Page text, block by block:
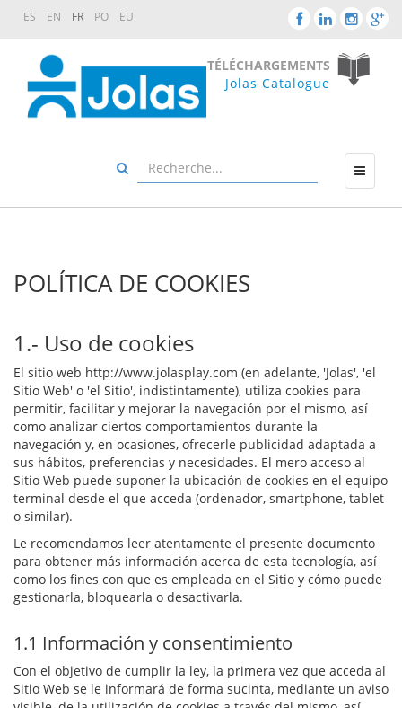
ES EN FR PO EU
TÉLÉCHARGEMENTS
Jolas Catalogue
POLÍTICA DE COOKIES
1.- Uso de cookies
El sitio web http://www.jolasplay.com (en adelante, 'Jolas', 'el
Sitio Web' o 'el Sitio', indistintamente), utiliza cookies para
permitir, facilitar y mejorar la navegación por el mismo, así
como analizar ciertos comportamientos durante la
navegación y, en ocasiones, ofrecerle publicidad adaptada a
sus hábitos, preferencias y necesidades. El mero acceso al
Sitio Web puede suponer la ubicación de cookies en el equipo
terminal desde el que acceda (ordenador, smartphone, tablet
o similar).
Le recomendamos leer atentamente el presente documento
para obtener más información acerca de esta tecnología, así
como los fines con que es empleada en el Sitio y cómo puede
gestionarla, bloquearla o desactivarla.
1.1 Información y consentimiento
Con el objetivo de cumplir la ley, la primera vez que acceda al
Sitio Web se le informará de forma sucinta, mediante un aviso